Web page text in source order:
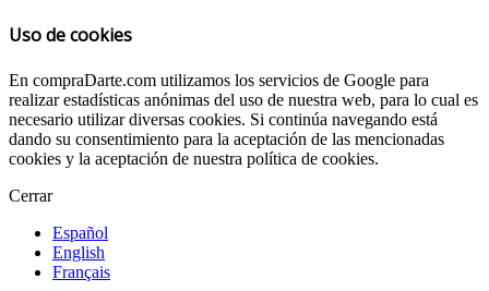
Uso de cookies
En compraDarte.com utilizamos los servicios de Google para
realizar estadísticas anónimas del uso de nuestra web, para lo cual es
necesario utilizar diversas cookies. Si continúa navegando está
dando su consentimiento para la aceptación de las mencionadas
cookies y la aceptación de nuestra política de cookies.
Cerrar
Español
English
Français